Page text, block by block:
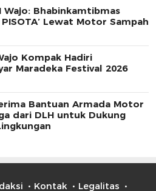
Wajo: Bhabinkamtibmas
Lewat Motor Sampah
Kompak Hadiri
Maradeka Festival 2026
Bantuan Armada Motor
dari DLH untuk Dukung
Kontak Legalitas